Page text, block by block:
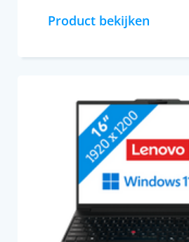
Product bekijken